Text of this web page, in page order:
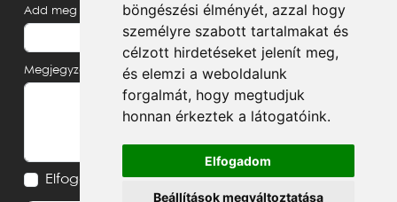
böngészési élményét, azzal hogy
személyre szabott tartalmakat és
célzott hirdetéseket jelenít meg,
és elemzi a weboldalunk
forgalmát, hogy megtudjuk
honnan érkeztek a látogatóink.
Elfogadom
Beállítások megváltoztatása
Add meg az e-mail címed
Megjegyzés, üzenet
Elfogadom azAdatvédelmi tájékoztatót